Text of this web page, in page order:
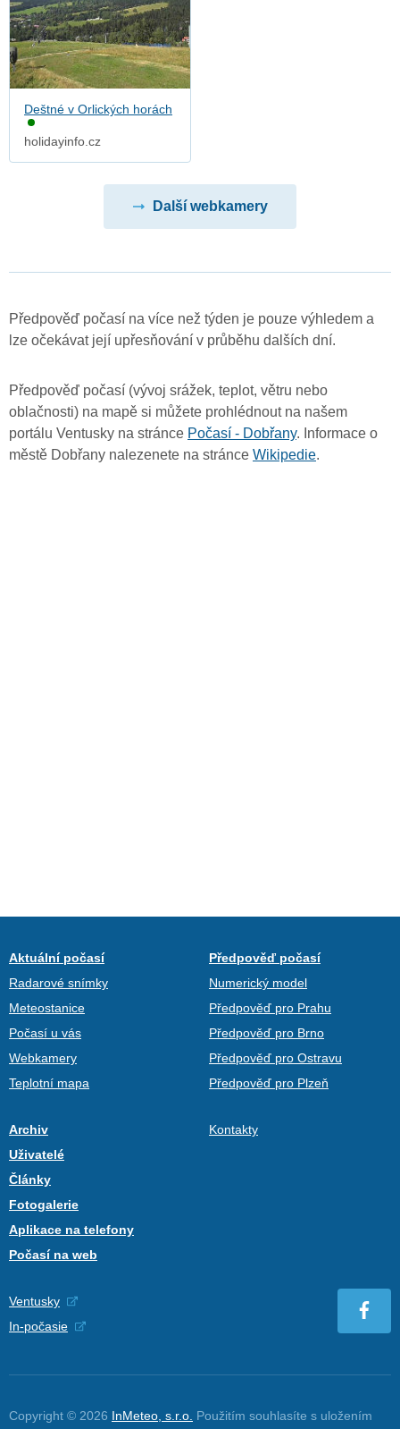
Deštné v Orlických horách
holidayinfo.cz
Další webkamery
Předpověď počasí na více než týden je pouze výhledem a
lze očekávat její upřesňování v průběhu dalších dní.
Předpověď počasí (vývoj srážek, teplot, větru nebo
oblačnosti) na mapě si můžete prohlédnout na našem
portálu Ventusky na stránce Počasí - Dobřany. Informace o
městě Dobřany nalezenete na stránce Wikipedie.
Aktuální počasí
Radarové snímky
Meteostanice
Počasí u vás
Webkamery
Teplotní mapa
Předpověď počasí
Numerický model
Předpověď pro Prahu
Předpověď pro Brno
Předpověď pro Ostravu
Předpověď pro Plzeň
Archiv
Uživatelé
Články
Fotogalerie
Aplikace na telefony
Počasí na web
Kontakty
Ventusky
In-počasie
Copyright © 2026 InMeteo, s.r.o. Použitím souhlasíte s uložením